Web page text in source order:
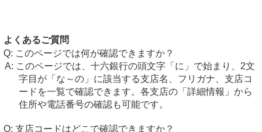
よくあるご質問
このページでは何が確認できますか？
このページでは、十六銀行の頭文字「に」で始まり、2文
字目が「な～の」に該当する支店名、フリガナ、支店コ
ードを一覧で確認できます。各支店の「詳細情報」から
住所や電話番号の確認も可能です。
支店コードはどこで確認できますか？